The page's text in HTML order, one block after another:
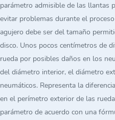
parámetro admisible de las llantas
evitar problemas durante el
agujero debe ser del tamaño
disco. Unos pocos centímetros de
rueda por posibles daños en los
del diámetro interior, el diámetro
neumáticos. Representa la
en el perímetro exterior de las
parámetro de acuerdo con una